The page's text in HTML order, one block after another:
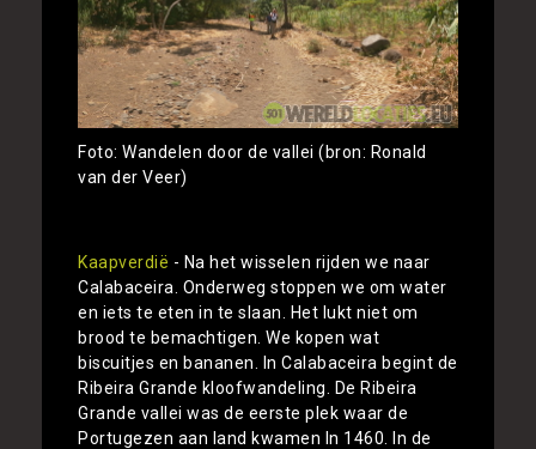
Foto: Wandelen door de vallei (bron: Ronald
van der Veer)
Kaapverdië - Na het wisselen rijden we naar
Calabaceira. Onderweg stoppen we om water
en iets te eten in te slaan. Het lukt niet om
brood te bemachtigen. We kopen wat
biscuitjes en bananen. In Calabaceira begint de
Ribeira Grande kloofwandeling. De Ribeira
Grande vallei was de eerste plek waar de
Portugezen aan land kwamen In 1460. In de